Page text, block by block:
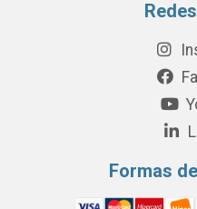
Formas